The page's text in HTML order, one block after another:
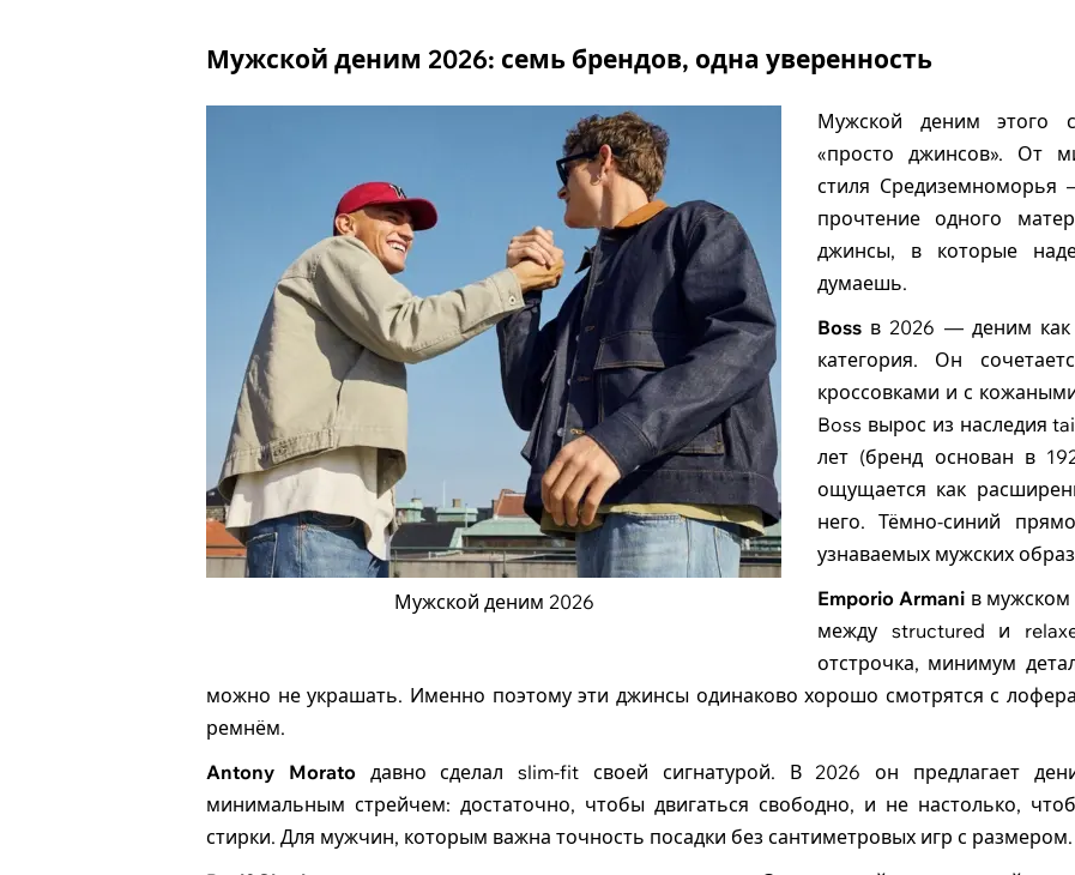
Мужской деним 2026: семь брендов, одна уверенность
Мужской деним 2026
Мужской деним этого
«просто джинсов». От
стиля Средиземноморья
прочтение одного
джинсы, в которые
думаешь.
Boss в 2026 — деним как
категория. Он
кроссовками и с
Boss вырос из наследия
лет (бренд основан в
ощущается как
него. Тёмно-синий
узнаваемых мужских
Emporio Armani в
между structured и
отстрочка, минимум
можно не украшать. Именно поэтому эти джинсы одинаково хорошо смотрятся с
ремнём.
Antony Moratoдавно сделал slim-fit своей сигнатурой. В 2026 он предлагает
минимальным стрейчем: достаточно, чтобы двигаться свободно, и не настолько,
стирки. Для мужчин, которым важна точность посадки без сантиметровых игр с размером.